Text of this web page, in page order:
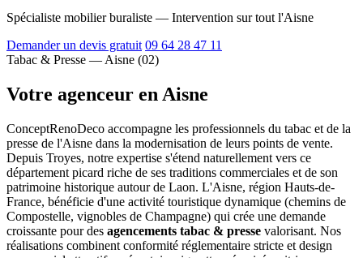
Spécialiste mobilier buraliste — Intervention sur tout l'Aisne
Demander un devis gratuit 09 64 28 47 11
Tabac & Presse — Aisne (02)
Votre agenceur en Aisne
ConceptRenoDeco accompagne les professionnels du tabac et de la
presse de l'Aisne dans la modernisation de leurs points de vente.
Depuis Troyes, notre expertise s'étend naturellement vers ce
département picard riche de ses traditions commerciales et de son
patrimoine historique autour de Laon. L'Aisne, région Hauts-de-
France, bénéficie d'une activité touristique dynamique (chemins de
Compostelle, vignobles de Champagne) qui crée une demande
croissante pour des agencements tabac & presse valorisant. Nos
réalisations combinent conformité réglementaire stricte et design